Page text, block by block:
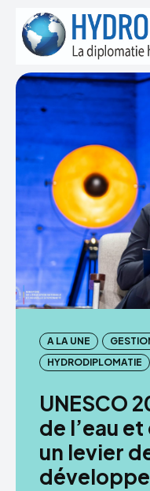
Accueil
Hydro-
Gestion des
Eau potable
A LA UNE
HYDRODIPLOMATIE
UNESCO
de l’eau
un levier